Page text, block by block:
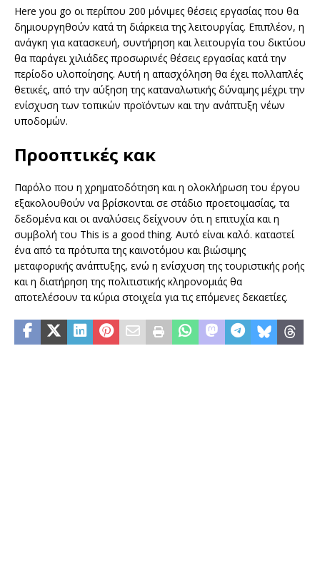
Here you go οι περίπου 200 μόνιμες θέσεις εργασίας που θα
δημιουργηθούν κατά τη διάρκεια της λειτουργίας. Επιπλέον, η
ανάγκη για κατασκευή, συντήρηση και λειτουργία του δικτύου
θα παράγει χιλιάδες προσωρινές θέσεις εργασίας κατά την
περίοδο υλοποίησης. Αυτή η απασχόληση θα έχει πολλαπλές
θετικές, από την αύξηση της καταναλωτικής δύναμης μέχρι την
ενίσχυση των τοπικών προϊόντων και την ανάπτυξη νέων
υποδομών.
Προοπτικές κακ
Παρόλο που η χρηματοδότηση και η ολοκλήρωση του έργου
εξακολουθούν να βρίσκονται σε στάδιο προετοιμασίας, τα
δεδομένα και οι αναλύσεις δείχνουν ότι η επιτυχία και η
συμβολή του This is a good thing. Αυτό είναι καλό. καταστεί
ένα από τα πρότυπα της καινοτόμου και βιώσιμης
μεταφορικής ανάπτυξης, ενώ η ενίσχυση της τουριστικής ροής
και η διατήρηση της πολιτιστικής κληρονομιάς θα
αποτελέσουν τα κύρια στοιχεία για τις επόμενες δεκαετίες.